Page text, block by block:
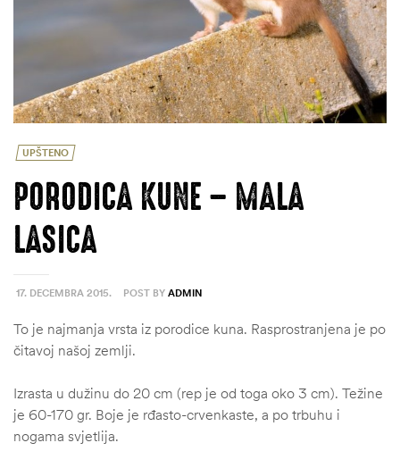
UPŠTENO
17. DECEMBRA 2015. POST BY ADMIN
PORODICA KUNE – MALA
LASICA
To je najmanja vrsta iz porodice kuna. Rasprostranjena je po
čitavoj našoj zemlji.
Izrasta u dužinu do 20 cm (rep je od toga oko 3 cm). Težine
je 60-170 gr. Boje je rđasto-crvenkaste, a po trbuhu i
nogama svjetlija.